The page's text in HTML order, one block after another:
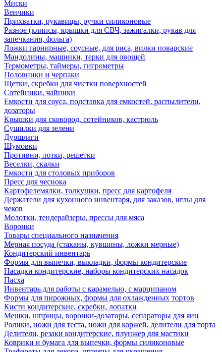
Миски
Венчики
Прихватки, рукавицы, ручки силиконовые
Разное (клипсы, крышки для СВЧ, зажигалки, рукав для
запечкания, фольга)
Ложки гарнирные, соусные, для риса, вилки поварские
Мандолины, машинки, терки для овощей
Термометры, таймеры, гигрометры
Половники и черпаки
Щетки, скребки для чистки поверхностей
Сотейники, чайники
Емкости для соуса, подставка для емкостей, распылители,
дозаторы
Крышки для сковород, сотейников, кастрюль
Сушилки для зелени
Дуршлаги
Шумовки
Противни, лотки, решетки
Веселки, скалки
Емкости для столовых приборов
Пресс для чеснока
Картофелемялки, толкушки, пресс для картофеля
Держатели для кухонного инвентаря, для заказов, иглы для
чеков
Молотки, тендерайзеры, прессы для мяса
Воронки
Товары специального назначения
Мерная посуда (стаканы, кувшины, ложки мерные)
Кондитерский инвентарь
Формы для выпечки, выкладки, формы кондитерские
Насадки кондитерские, наборы кондитерских насадок
Пасха
Инвентарь для работы с карамелью, с марципаном
Формы для пирожных, формы для охлажденных тортов
Кисти кондитерские, скребки, лопатки
Мешки, шприцы, воронки-дозаторы, сепараторы для яиц
Ролики, ножи для теста, ножи для коржей, делители для торта
Делители, резаки кондитерские, плунжер для мастики
Коврики и бумага для выпечки, формы силиконовые